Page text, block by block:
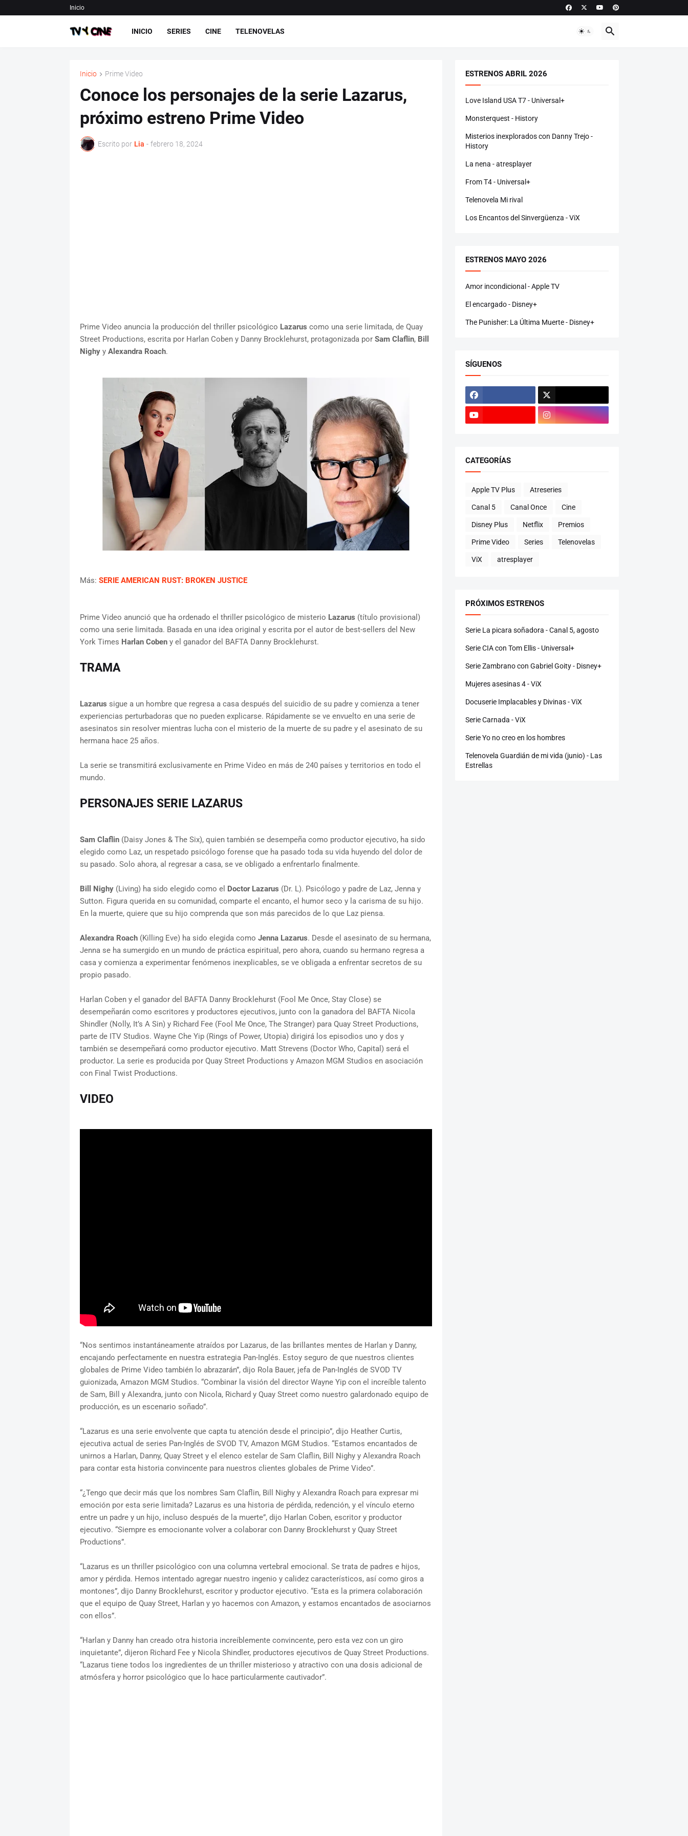
Inicio
INICIO SERIES CINE TELENOVELAS
Inicio Prime Video
Conoce los personajes de la serie Lazarus,
próximo estreno Prime Video
Escrito por Lia - febrero 18, 2024
Prime Video anuncia la producción del thriller psicológico Lazarus como una serie limitada, de Quay
Street Productions, escrita por Harlan Coben y Danny Brocklehurst, protagonizada por Sam Claflin, Bill
Nighyy Alexandra Roach.
Más: SERIE AMERICAN RUST: BROKEN JUSTICE
Prime Video anunció que ha ordenado el thriller psicológico de misterio Lazarus (título provisional)
como una serie limitada. Basada en una idea original y escrita por el autor de best-sellers del New
York Times Harlan Cobeny el ganador del BAFTA Danny Brocklehurst.
TRAMA
Lazarus sigue a un hombre que regresa a casa después del suicidio de su padre y comienza a tener
experiencias perturbadoras que no pueden explicarse. Rápidamente se ve envuelto en una serie de
asesinatos sin resolver mientras lucha con el misterio de la muerte de su padre y el asesinato de su
hermana hace 25 años.
La serie se transmitirá exclusivamente en Prime Video en más de 240 países y territorios en todo el
mundo.
PERSONAJES SERIE LAZARUS
Sam Claflin(Daisy Jones & The Six), quien también se desempeña como productor ejecutivo, ha sido
elegido como Laz, un respetado psicólogo forense que ha pasado toda su vida huyendo del dolor de
su pasado. Solo ahora, al regresar a casa, se ve obligado a enfrentarlo finalmente.
Bill Nighy(Living) ha sido elegido como el Doctor Lazarus (Dr. L). Psicólogo y padre de Laz, Jenna y
Sutton. Figura querida en su comunidad, comparte el encanto, el humor seco y la carisma de su hijo.
En la muerte, quiere que su hijo comprenda que son más parecidos de lo que Laz piensa.
Alexandra Roach(Killing Eve) ha sido elegida como Jenna Lazarus. Desde el asesinato de su hermana,
Jenna se ha sumergido en un mundo de práctica espiritual, pero ahora, cuando su hermano regresa a
casa y comienza a experimentar fenómenos inexplicables, se ve obligada a enfrentar secretos de su
propio pasado.
Harlan Coben y el ganador del BAFTA Danny Brocklehurst (Fool Me Once, Stay Close) se
desempeñarán como escritores y productores ejecutivos, junto con la ganadora del BAFTA Nicola
Shindler (Nolly, It’s A Sin) y Richard Fee (Fool Me Once, The Stranger) para Quay Street Productions,
parte de ITV Studios. Wayne Che Yip (Rings of Power, Utopia) dirigirá los episodios uno y dos y
también se desempeñará como productor ejecutivo. Matt Strevens (Doctor Who, Capital) será el
productor. La serie es producida por Quay Street Productions y Amazon MGM Studios en asociación
con Final Twist Productions.
VIDEO
“Nos sentimos instantáneamente atraídos por Lazarus, de las brillantes mentes de Harlan y Danny,
encajando perfectamente en nuestra estrategia Pan-Inglés. Estoy seguro de que nuestros clientes
globales de Prime Video también lo abrazarán”, dijo Rola Bauer, jefa de Pan-Inglés de SVOD TV
guionizada, Amazon MGM Studios. “Combinar la visión del director Wayne Yip con el increíble talento
de Sam, Bill y Alexandra, junto con Nicola, Richard y Quay Street como nuestro galardonado equipo de
producción, es un escenario soñado”.
“Lazarus es una serie envolvente que capta tu atención desde el principio”, dijo Heather Curtis,
ejecutiva actual de series Pan-Inglés de SVOD TV, Amazon MGM Studios. “Estamos encantados de
unirnos a Harlan, Danny, Quay Street y el elenco estelar de Sam Claflin, Bill Nighy y Alexandra Roach
para contar esta historia convincente para nuestros clientes globales de Prime Video”.
“¿Tengo que decir más que los nombres Sam Claflin, Bill Nighy y Alexandra Roach para expresar mi
emoción por esta serie limitada? Lazarus es una historia de pérdida, redención, y el vínculo eterno
entre un padre y un hijo, incluso después de la muerte”, dijo Harlan Coben, escritor y productor
ejecutivo. “Siempre es emocionante volver a colaborar con Danny Brocklehurst y Quay Street
Productions”.
“Lazarus es un thriller psicológico con una columna vertebral emocional. Se trata de padres e hijos,
amor y pérdida. Hemos intentado agregar nuestro ingenio y calidez característicos, así como giros a
montones”, dijo Danny Brocklehurst, escritor y productor ejecutivo. “Esta es la primera colaboración
que el equipo de Quay Street, Harlan y yo hacemos con Amazon, y estamos encantados de asociarnos
con ellos”.
“Harlan y Danny han creado otra historia increíblemente convincente, pero esta vez con un giro
inquietante”, dijeron Richard Fee y Nicola Shindler, productores ejecutivos de Quay Street Productions.
“Lazarus tiene todos los ingredientes de un thriller misterioso y atractivo con una dosis adicional de
atmósfera y horror psicológico que lo hace particularmente cautivador”.
ESTRENOS ABRIL 2026
Love Island USA T7 - Universal+
Monsterquest - History
Misterios inexplorados con Danny Trejo -
History
La nena - atresplayer
From T4 - Universal+
Telenovela Mi rival
Los Encantos del Sinvergüenza - ViX
ESTRENOS MAYO 2026
Amor incondicional - Apple TV
El encargado - Disney+
The Punisher: La Última Muerte - Disney+
SÍGUENOS
CATEGORÍAS
Apple TV Plus Atreseries
Canal 5 Canal Once Cine
Disney Plus Netflix Premios
Prime Video Series Telenovelas
ViX atresplayer
PRÓXIMOS ESTRENOS
Serie La picara soñadora - Canal 5, agosto
Serie CIA con Tom Ellis - Universal+
Serie Zambrano con Gabriel Goity - Disney+
Mujeres asesinas 4 - ViX
Docuserie Implacables y Divinas - ViX
Serie Carnada - ViX
Serie Yo no creo en los hombres
Telenovela Guardián de mi vida (junio) - Las
Estrellas